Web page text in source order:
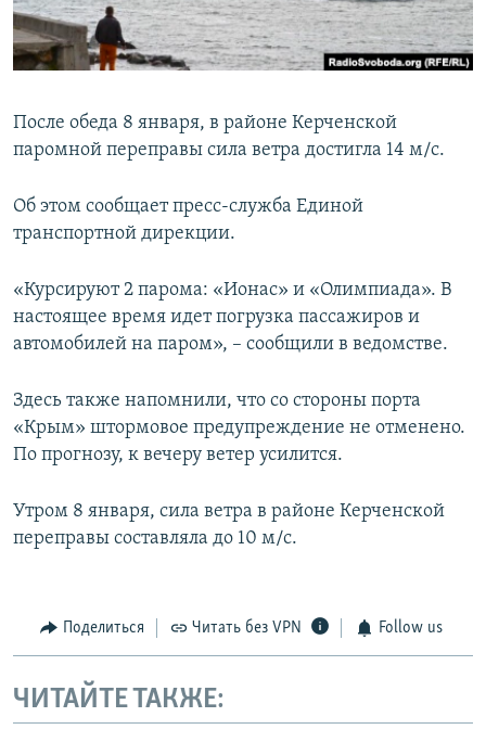
ПОБЕДИТЕЛЕЙ НЕ СУДЯТ?
КРЫМ.НЕПОКОРЕННЫЙ
УКРАИНСКАЯ ПРОБЛЕМА КРЫМА
ПРИСОЕДИНЯЙТЕСЬ!
Все сайты RFE/RL
После обеда 8 января, в районе Керченской
паромной переправы сила ветра достигла 14 м/с.
Об этом сообщает пресс-служба Единой
транспортной дирекции.
«Курсируют 2 парома: «Ионас» и «Олимпиада». В
настоящее время идет погрузка пассажиров и
автомобилей на паром», – сообщили в ведомстве.
Здесь также напомнили, что со стороны порта
«Крым» штормовое предупреждение не отменено.
По прогнозу, к вечеру ветер усилится.
Утром 8 января, сила ветра в районе Керченской
переправы составляла до 10 м/с.
Поделиться Читать без VPN Follow us
ЧИТАЙТЕ ТАКЖЕ: